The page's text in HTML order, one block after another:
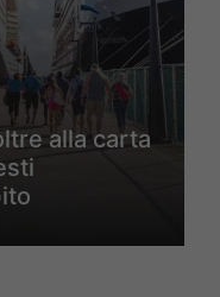
alla carta